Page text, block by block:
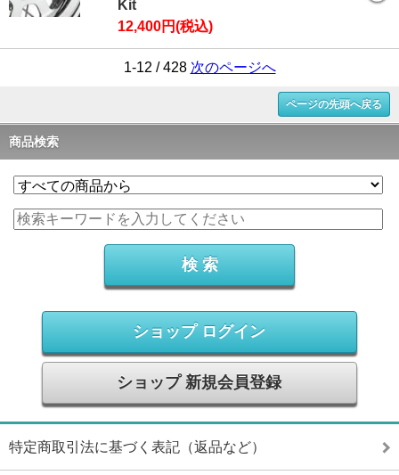
Kit
12,400円(税込)
1-12 / 428 次のページへ
ページの先頭へ戻る
商品検索
ショップ ログイン
ショップ 新規会員登録
特定商取引法に基づく表記（返品など）